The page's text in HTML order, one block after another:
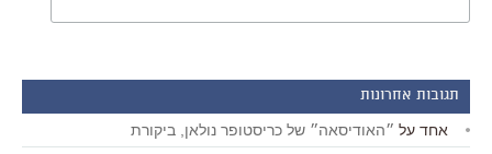
תגובות אחרונות
אחד על ״האודיסאה״ של כריסטופר נולאן, ביקורת